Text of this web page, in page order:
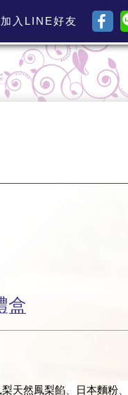
加入LINE好友
盒
天然鳳梨餡
日本麵粉